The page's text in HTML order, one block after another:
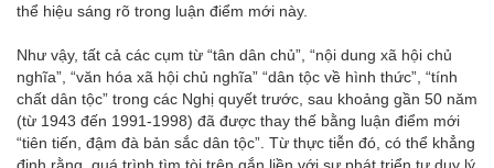
thể hiệu sáng rõ trong luận điểm mới này.
Như vậy, tất cả các cụm từ “tân dân chủ”, “nội dung xã hội chủ
nghĩa”, “văn hóa xã hội chủ nghĩa” “dân tộc về hình thức”, “tính
chất dân tộc” trong các Nghị quyết trước, sau khoảng gần 50 năm
(từ 1943 đến 1991-1998) đã được thay thế bằng luận điểm mới
“tiên tiến, đậm đà bản sắc dân tộc”. Từ thực tiễn đó, có thể khẳng